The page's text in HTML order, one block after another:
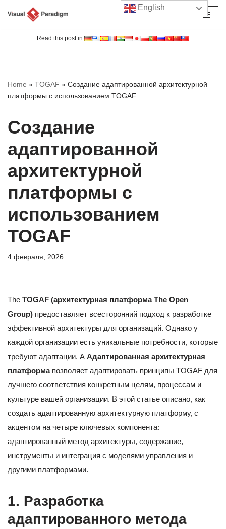
Read this post in:
Home » TOGAF » Создание адаптированной архитектурной
платформы с использованием TOGAF
Создание
адаптированной
архитектурной
платформы с
использованием
TOGAF
4 февраля, 2026
The TOGAF (архитектурная платформа The Open
Group) предоставляет всесторонний подход к разработке
эффективной архитектуры для организаций. Однако у
каждой организации есть уникальные потребности, которые
требуют адаптации. А Адаптированная архитектурная
платформапозволяет адаптировать принципы TOGAF для
лучшего соответствия конкретным целям, процессам и
культуре вашей организации. В этой статье описано, как
создать адаптированную архитектурную платформу, с
акцентом на четыре ключевых компонента:
адаптированный метод архитектуры, содержание,
инструменты и интеграция с моделями управления и
другими платформами.
1. Разработка
адаптированного метода
English